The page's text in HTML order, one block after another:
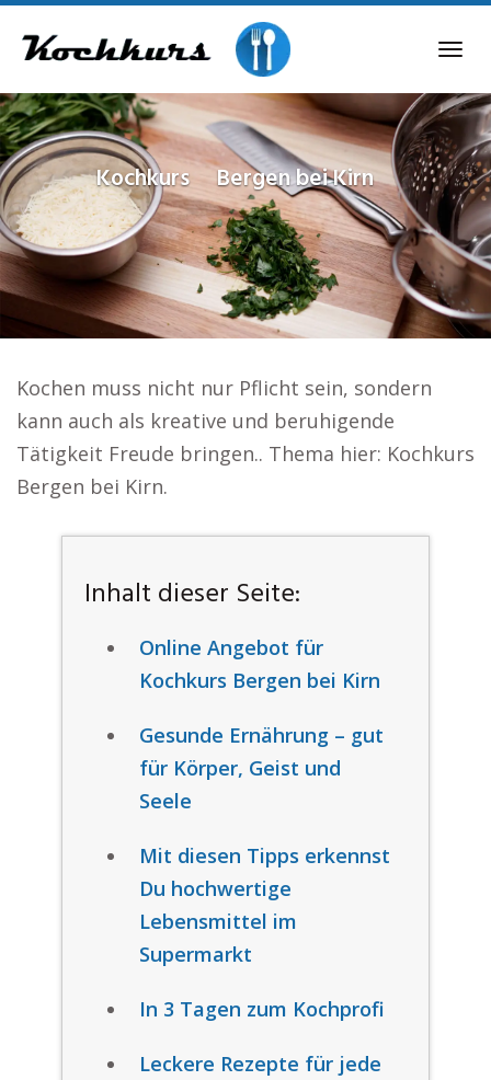
content
Kochkurs Bergen bei Kirn
Kochen muss nicht nur Pflicht sein, sondern
kann auch als kreative und beruhigende
Tätigkeit Freude bringen.. Thema hier: Kochkurs
Bergen bei Kirn.
Inhalt dieser Seite:
Online Angebot für
Kochkurs Bergen bei Kirn
Gesunde Ernährung – gut
für Körper, Geist und
Seele
Mit diesen Tipps erkennst
Du hochwertige
Lebensmittel im
Supermarkt
In 3 Tagen zum Kochprofi
Leckere Rezepte für jede